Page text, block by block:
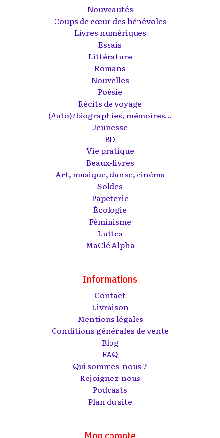
Nouveautés
Coups de cœur des bénévoles
Livres numériques
Essais
Littérature
Romans
Nouvelles
Poésie
Récits de voyage
(Auto)/biographies, mémoires...
Jeunesse
BD
Vie pratique
Beaux-livres
Art, musique, danse, cinéma
Soldes
Papeterie
Écologie
Féminisme
Luttes
MaClé Alpha
Informations
Contact
Livraison
Mentions légales
Conditions générales de vente
Blog
FAQ
Qui sommes-nous ?
Rejoignez-nous
Podcasts
Plan du site
Mon compte